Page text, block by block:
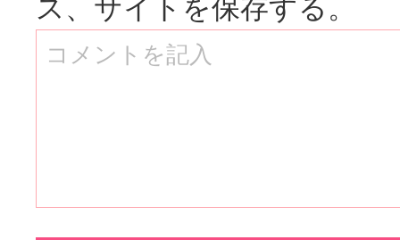
ス、サイトを保存する。